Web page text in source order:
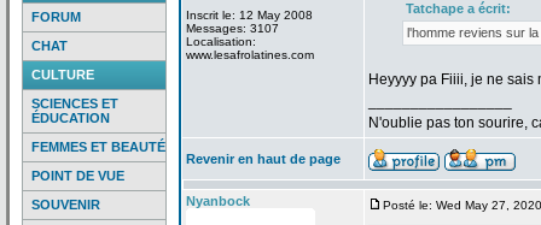
FORUM
CHAT
CULTURE
SCIENCES ET
ÉDUCATION
FEMMES ET BEAUTÉ
POINT DE VUE
SOUVENIR
Inscrit le: 12 May 2008
Messages: 3107
Localisation:
www.lesafrolatines.com
Tatchape a écrit:
l'homme reviens sur la
Heyyyy pa Fiiii, je ne sais
N'oublie pas ton sourire,
Revenir en haut de page
Nyanbock Posté le: Wed May 27,